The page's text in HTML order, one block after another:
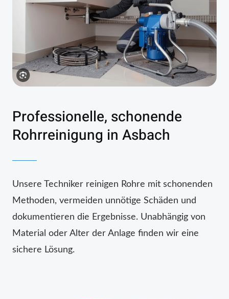
Professionelle, schonende
Rohrreinigung in Asbach
Unsere Techniker reinigen Rohre mit schonenden
Methoden, vermeiden unnötige Schäden und
dokumentieren die Ergebnisse. Unabhängig von
Material oder Alter der Anlage finden wir eine
sichere Lösung.